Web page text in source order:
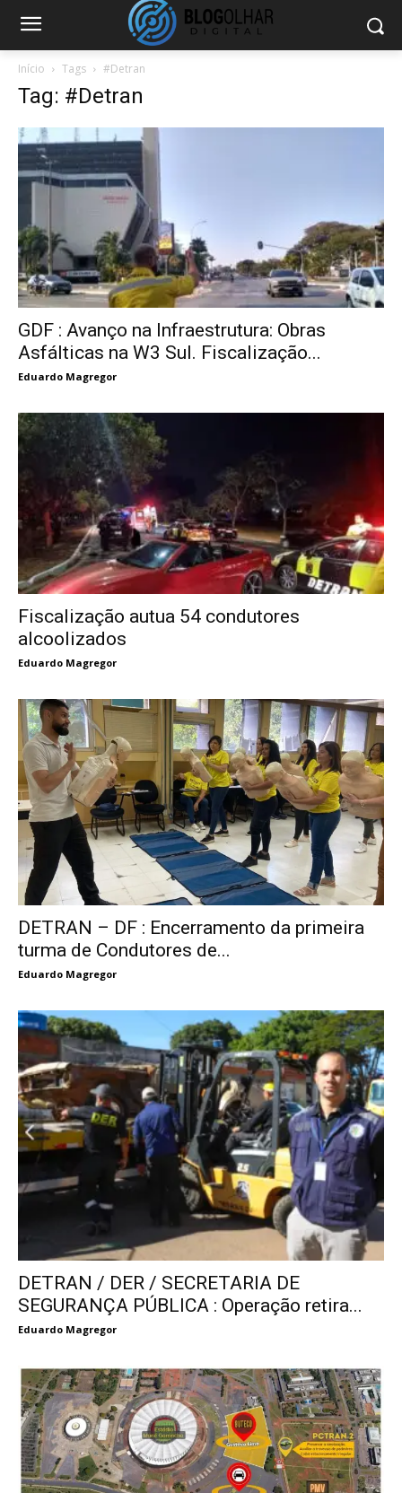
Início Tags #Detran
Tag: #Detran
GDF : Avanço na Infraestrutura: Obras
Asfálticas na W3 Sul. Fiscalização...
Eduardo Magregor
Fiscalização autua 54 condutores
alcoolizados
Eduardo Magregor
DETRAN – DF : Encerramento da primeira
turma de Condutores de...
Eduardo Magregor
DETRAN / DER / SECRETARIA DE
SEGURANÇA PÚBLICA : Operação retira...
Eduardo Magregor